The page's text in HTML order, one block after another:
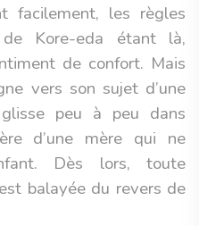
facilement, les règles
Kore-eda étant là,
de confort. Mais
vers son sujet d’une
peu à peu dans
d’une mère qui ne
Dès lors, toute
balayée du revers de